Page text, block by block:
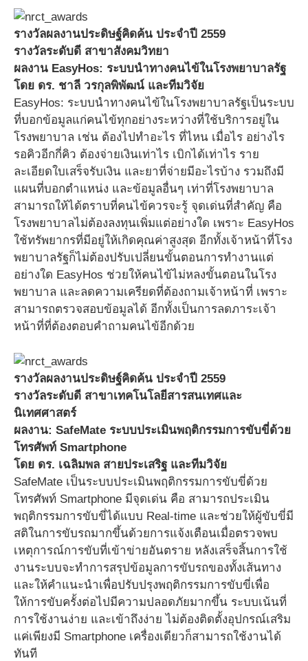
รางวัลผลงานประดิษฐ์คิดค้น ประจำปี 2559
รางวัลระดับดี สาขาสังคมวิทยา
ผลงาน EasyHos: ระบบนำทางคนไข้ในโรงพยาบาลรัฐ
โดย ดร. ชาลี วรกุลพิพัฒน์ และทีมวิจัย
EasyHos: ระบบนำทางคนไข้ในโรงพยาบาลรัฐเป็นระบบ
ที่บอกข้อมูลแก่คนไข้ทุกอย่างระหว่างที่ใช้บริการอยู่ใน
โรงพยาบาล เช่น ต้องไปทำอะไร ที่ไหน เมื่อไร อย่างไร
รอคิวอีกกี่คิว ต้องจ่ายเงินเท่าไร เบิกได้เท่าไร ราย
ละเอียดใบเสร็จรับเงิน และยาที่จ่ายมีอะไรบ้าง รวมถึงมี
แผนที่บอกตำแหน่ง และข้อมูลอื่นๆ เท่าที่โรงพยาบาล
สามารถให้ได้ตราบที่คนไข้ควรจะรู้ จุดเด่นที่สำคัญ คือ
โรงพยาบาลไม่ต้องลงทุนเพิ่มแต่อย่างใด เพราะ EasyHos
ใช้ทรัพยากรที่มีอยู่ให้เกิดคุณค่าสูงสุด อีกทั้งเจ้าหน้าที่โรง
พยาบาลรัฐก็ไม่ต้องปรับเปลี่ยนขั้นตอนการทำงานแต่
อย่างใด EasyHos ช่วยให้คนไข้ไม่หลงขั้นตอนในโรง
พยาบาล และลดความเครียดที่ต้องถามเจ้าหน้าที่ เพราะ
สามารถตรวจสอบข้อมูลได้ อีกทั้งเป็นการลดภาระเจ้า
หน้าที่ที่ต้องตอบคำถามคนไข้อีกด้วย
รางวัลผลงานประดิษฐ์คิดค้น ประจำปี 2559
รางวัลระดับดี สาขาเทคโนโลยีสารสนเทศและ
นิเทศศาสตร์
ผลงาน: SafeMate ระบบประเมินพฤติกรรมการขับขี่ด้วย
โทรศัพท์ Smartphone
โดย ดร. เฉลิมพล สายประเสริฐ และทีมวิจัย
SafeMate เป็นระบบประเมินพฤติกรรมการขับขี่ด้วย
โทรศัพท์ Smartphone มีจุดเด่น คือ สามารถประเมิน
พฤติกรรมการขับขี่ได้แบบ Real-time และช่วยให้ผู้ขับขี่มี
สติในการขับรถมากขึ้นด้วยการแจ้งเตือนเมื่อตรวจพบ
เหตุการณ์การขับที่เข้าข่ายอันตราย หลังเสร็จสิ้นการใช้
งานระบบจะทำการสรุปข้อมูลการขับรถของทั้งเส้นทาง
และให้คำแนะนำเพื่อปรับปรุงพฤติกรรมการขับขี่เพื่อ
ให้การขับครั้งต่อไปมีความปลอดภัยมากขึ้น ระบบเน้นที่
การใช้งานง่าย และเข้าถึงง่าย ไม่ต้องติดตั้งอุปกรณ์เสริม
แค่เพียงมี Smartphone เครื่องเดียวก็สามารถใช้งานได้
ทันที